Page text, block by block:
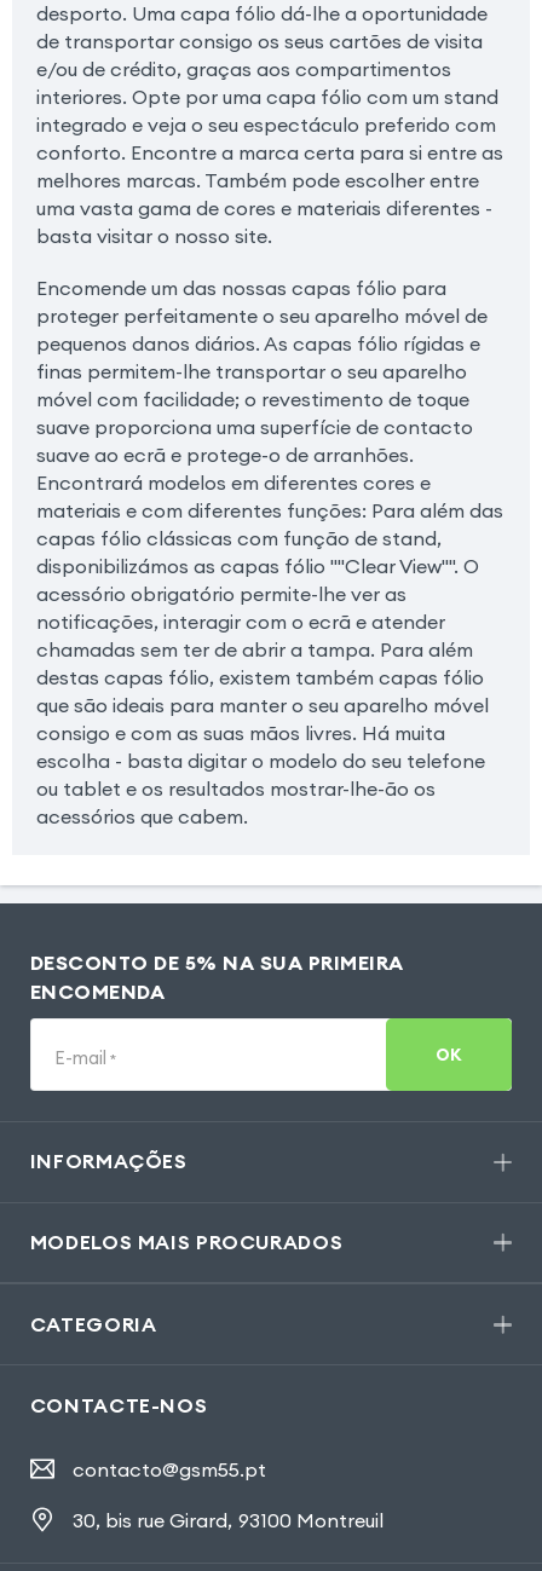
desporto. Uma capa fólio dá-lhe a oportunidade
de transportar consigo os seus cartões de visita
e/ou de crédito, graças aos compartimentos
interiores. Opte por uma capa fólio com um stand
integrado e veja o seu espectáculo preferido com
conforto. Encontre a marca certa para si entre as
melhores marcas. Também pode escolher entre
uma vasta gama de cores e materiais diferentes -
basta visitar o nosso site.
Encomende um das nossas capas fólio para
proteger perfeitamente o seu aparelho móvel de
pequenos danos diários. As capas fólio rígidas e
finas permitem-lhe transportar o seu aparelho
móvel com facilidade; o revestimento de toque
suave proporciona uma superfície de contacto
suave ao ecrã e protege-o de arranhões.
Encontrará modelos em diferentes cores e
materiais e com diferentes funções: Para além das
capas fólio clássicas com função de stand,
disponibilizámos as capas fólio ""Clear View"". O
acessório obrigatório permite-lhe ver as
notificações, interagir com o ecrã e atender
chamadas sem ter de abrir a tampa. Para além
destas capas fólio, existem também capas fólio
que são ideais para manter o seu aparelho móvel
consigo e com as suas mãos livres. Há muita
escolha - basta digitar o modelo do seu telefone
ou tablet e os resultados mostrar-lhe-ão os
acessórios que cabem.
DESCONTO DE 5% NA SUA PRIMEIRA
ENCOMENDA
E-mail * OK
INFORMAÇÕES
MODELOS MAIS PROCURADOS
CATEGORIA
CONTACTE-NOS
contacto@gsm55.pt
30, bis rue Girard, 93100 Montreuil